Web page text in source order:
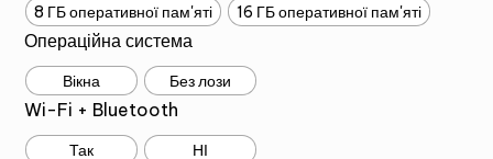
8 ГБ оперативної пам'яті 16 ГБ оперативної пам'яті
Операційна система
Вікна Без лози
Wi-Fi + Bluetooth
Так НІ